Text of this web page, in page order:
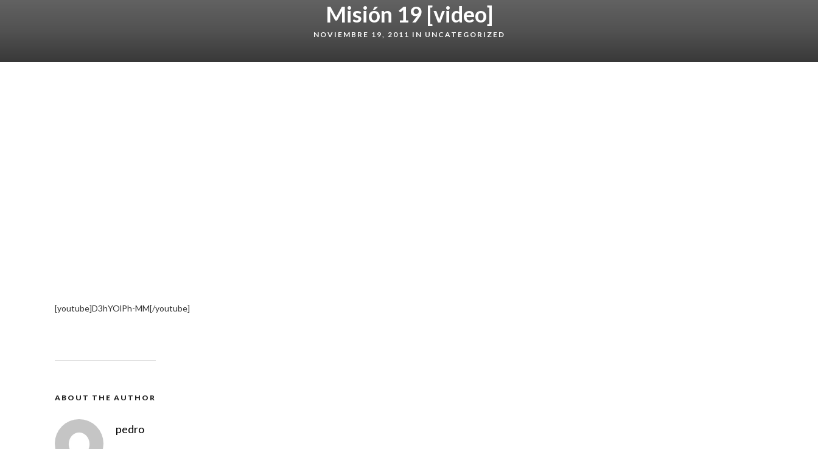
Misión 19 [video]
NOVIEMBRE 19, 2011 IN UNCATEGORIZED
[youtube]D3hYOlPh-MM[/youtube]
ABOUT THE AUTHOR
pedro